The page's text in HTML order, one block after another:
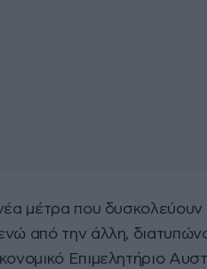
μέτρα που
από την άλλη,
Επιμελητήριο